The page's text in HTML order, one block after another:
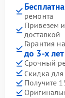
ремонта
Привезем
доставкой
Гарантия
до 3-х лет
Срочный
Скидка
Получите